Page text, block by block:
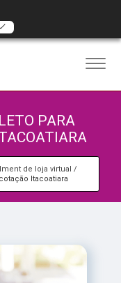
PARA
de loja virtual
Itacoatiara